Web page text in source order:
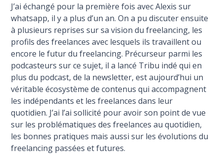
J’ai échangé pour la première fois avec Alexis sur
whatsapp, il y a plus d’un an. On a pu discuter ensuite
à plusieurs reprises sur sa vision du freelancing, les
profils des freelances avec lesquels ils travaillent ou
encore le futur du freelancing. Précurseur parmi les
podcasteurs sur ce sujet, il a lancé Tribu indé qui en
plus du podcast, de la newsletter, est aujourd’hui un
véritable écosystème de contenus qui accompagnent
les indépendants et les freelances dans leur
quotidien. J’ai l’ai sollicité pour avoir son point de vue
sur les problématiques des freelances au quotidien,
les bonnes pratiques mais aussi sur les évolutions du
freelancing passées et futures.